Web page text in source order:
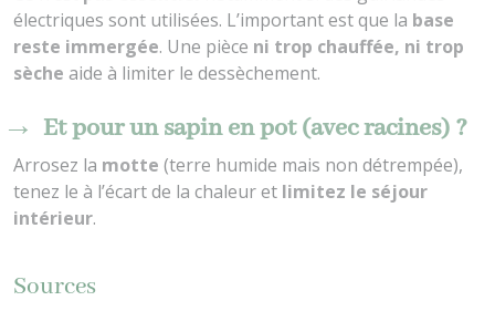
électriques sont utilisées. L’important est que la base
reste immergée. Une pièce ni trop chauffée, ni trop
sèche aide à limiter le dessèchement.
Et pour un sapin en pot (avec racines) ?
Arrosez la motte (terre humide mais non détrempée),
tenez le à l’écart de la chaleur et limitez le séjour
intérieur.
Sources